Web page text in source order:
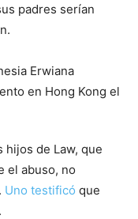
padres serían
hijos de Law, que
el abuso, no
Uno testificó que